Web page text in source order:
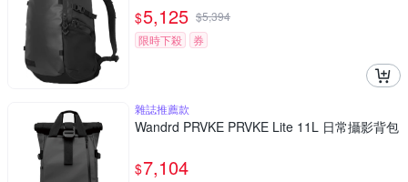
$5,125 $5,394
限時下殺
券
雜誌推薦款
Wandrd PRVKE PRVKE Lite 11L 日常攝影背包
$7,104